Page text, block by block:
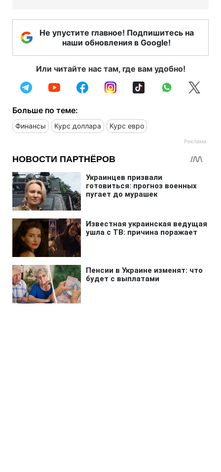
Не упустите главное! Подпишитесь на
наши обновления в Google!
Или читайте нас там, где вам удобно!
Больше по теме:
Финансы Курс доллара Курс евро